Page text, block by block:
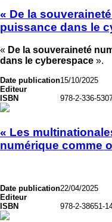
« De la
puissance dans le
« De la souveraineté
dans le cyberespace ».
Date publication15/10/2025
Editeur
ISBN
978-2-336-
« Les
numérique comme
Date publication22/04/2025
Editeur
ISBN
978-2-38651-